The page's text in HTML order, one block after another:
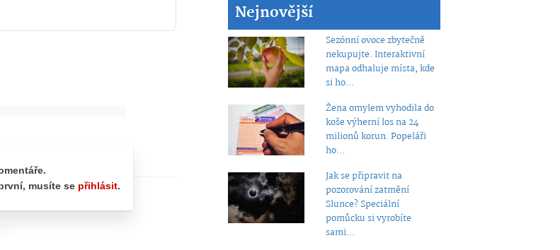
Nejnovější
Sezónní ovoce zbytečně
nekupujte. Interaktivní
mapa odhaluje místa, kde
si ho...
Žena omylem vyhodila do
koše výherní los na 24
milionů korun. Popeláři
ho...
Jak se připravit na
pozorování zatmění
Slunce? Speciální
pomůcku si vyrobíte
sami...